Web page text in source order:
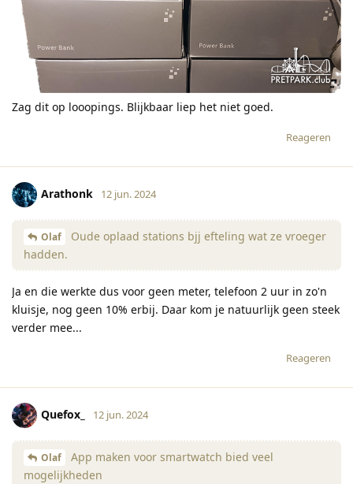
Zag dit op looopings. Blijkbaar liep het niet goed.
Reageren
Arathonk 12 jun. 2024
Olaf
Oude oplaad stations bjj efteling wat ze vroeger
hadden.
Ja en die werkte dus voor geen meter, telefoon 2 uur in zo'n
kluisje, nog geen 10% erbij. Daar kom je natuurlijk geen steek
verder mee...
Reageren
Quefox_ 12 jun. 2024
Olaf
App maken voor smartwatch bied veel
mogelijkheden